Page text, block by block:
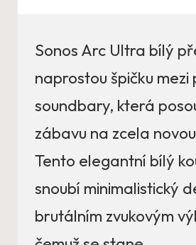
Sonos Arc Ultra bílý
naprostou špičku mezi
soundbary, která
zábavu na zcela
Tento elegantní bílý
snoubí minimalistický
brutálním zvukovým